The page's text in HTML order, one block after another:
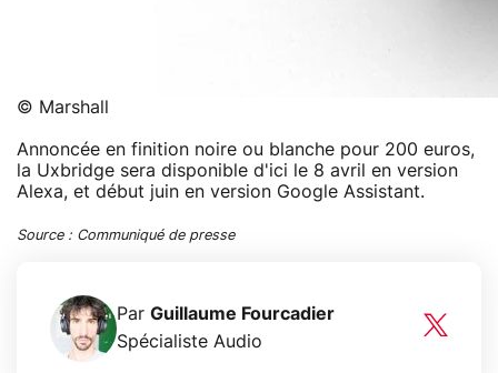
© Marshall
Annoncée en finition noire ou blanche pour 200 euros,
la Uxbridge sera disponible d'ici le 8 avril en version
Alexa, et début juin en version Google Assistant.
Source : Communiqué de presse
Par Guillaume Fourcadier
Spécialiste Audio